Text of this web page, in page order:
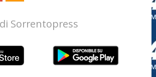
di Sorrentopress